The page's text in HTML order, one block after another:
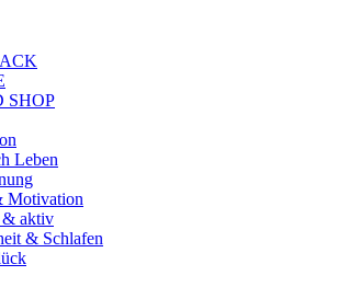
SHOP
Leben
Motivation
& aktiv
& Schlafen